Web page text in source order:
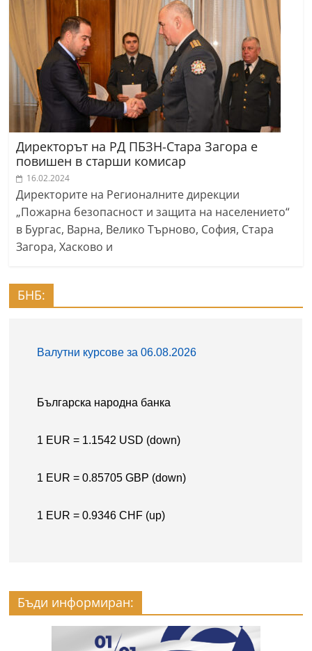
Директорът на РД ПБЗН-Стара Загора е
повишен в старши комисар
16.02.2024
Директорите на Регионалните дирекции
„Пожарна безопасност и защита на населението“
в Бургас, Варна, Велико Търново, София, Стара
Загора, Хасково и
БНБ:
Бъди информиран: